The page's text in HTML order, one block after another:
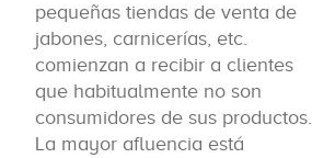
pequeñas tiendas de venta de
jabones, carnicerías, etc.
comienzan a recibir a clientes
que habitualmente no son
consumidores de sus productos.
La mayor afluencia está